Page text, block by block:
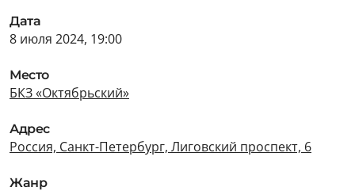
Дата
8 июля 2024, 19:00
Место
БКЗ «Октябрьский»
Адрес
Россия, Санкт-Петербург, Лиговский проспект, 6
Жанр